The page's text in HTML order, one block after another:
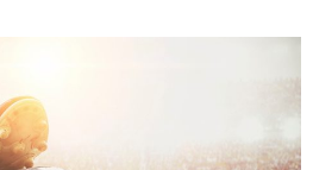
ile görüşmelerin sürdüğü, bonservis